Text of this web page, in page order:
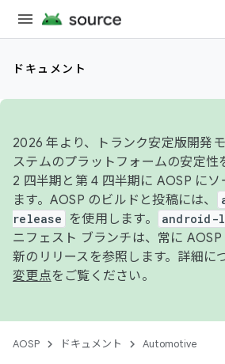
ドキュメント
2026 年より、トランク安定版開発
ステムのプラットフォームの安定性
2 四半期と第 4 四半期に AOSP に
ます。AOSP のビルドと投稿には、
release
を使用します。 android-
ニフェスト ブランチは、常に
新のリリースを参照します。詳細に
変更点をご覧ください。
AOSP ドキュメント Automotive